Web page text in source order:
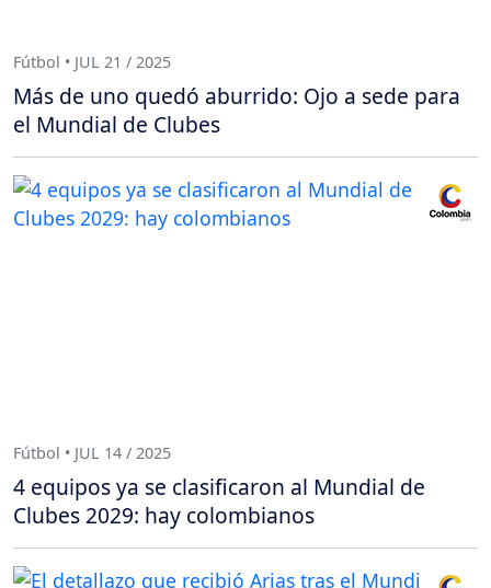
Fútbol • JUL 21 / 2025
Más de uno quedó aburrido: Ojo a sede para
el Mundial de Clubes
Fútbol • JUL 14 / 2025
4 equipos ya se clasificaron al Mundial de
Clubes 2029: hay colombianos